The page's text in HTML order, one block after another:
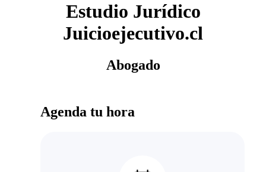
Estudio Jurídico
Juicioejecutivo.cl
Abogado
Agenda tu hora